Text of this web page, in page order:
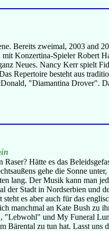
Bereits zweimal, 2003 and
Konzertina-Spieler Robert
Neues. Nancy Kerr spielt
Repertoire besteht aus
"Diamantina Drover".
Hätte es das
gehe die Sonne
lang. Der Musik kann man
der Stadt in Nordserbien und
es aber auch für das
manchmal an Kate Bush zu
und My Funeral
Bärental zu tun hat. Lasst uns